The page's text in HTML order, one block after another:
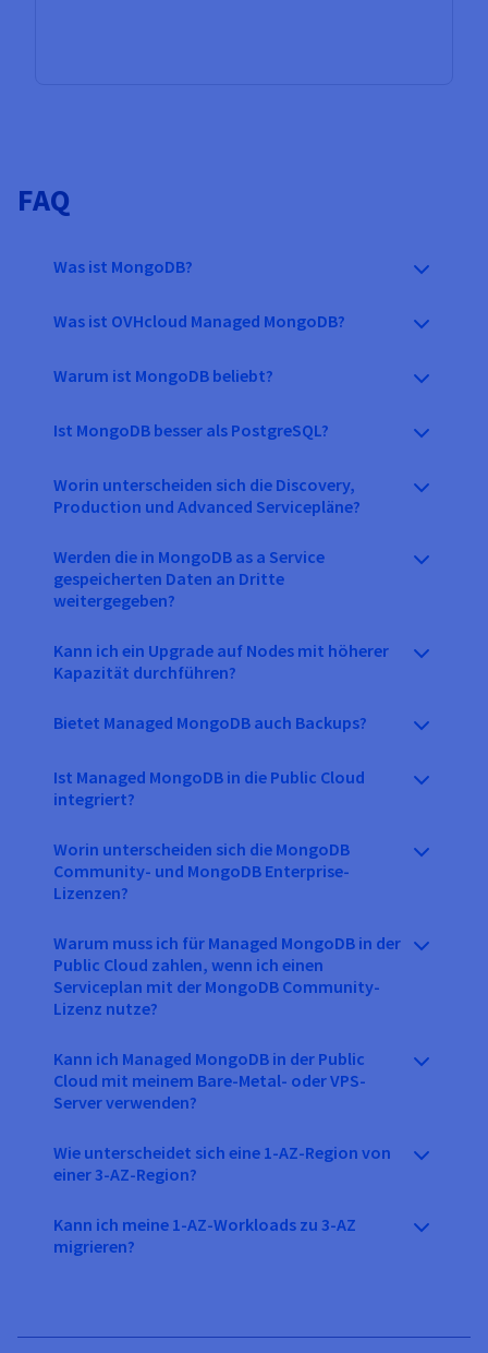
FAQ
Was ist MongoDB?
Was ist OVHcloud Managed MongoDB?
Warum ist MongoDB beliebt?
Ist MongoDB besser als PostgreSQL?
Worin unterscheiden sich die Discovery,
Production und Advanced Servicepläne?
Werden die in MongoDB as a Service
gespeicherten Daten an Dritte
weitergegeben?
Kann ich ein Upgrade auf Nodes mit höherer
Kapazität durchführen?
Bietet Managed MongoDB auch Backups?
Ist Managed MongoDB in die Public Cloud
integriert?
Worin unterscheiden sich die MongoDB
Community- und MongoDB Enterprise-
Lizenzen?
Warum muss ich für Managed MongoDB in der
Public Cloud zahlen, wenn ich einen
Serviceplan mit der MongoDB Community-
Lizenz nutze?
Kann ich Managed MongoDB in der Public
Cloud mit meinem Bare-Metal- oder VPS-
Server verwenden?
Wie unterscheidet sich eine 1-AZ-Region von
einer 3-AZ-Region?
Kann ich meine 1-AZ-Workloads zu 3-AZ
migrieren?